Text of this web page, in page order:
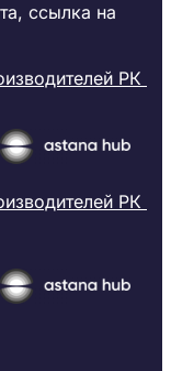
ссылка на
РК
РК